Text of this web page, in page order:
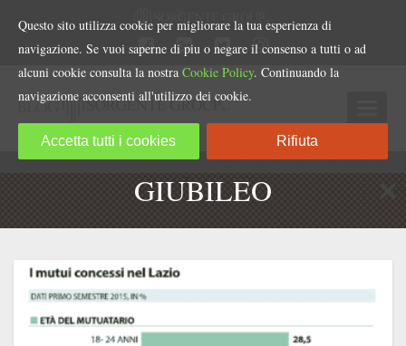
GIUBILEO
Questo sito utilizza cookie per migliorare la tua esperienza di
navigazione. Se vuoi saperne di piu o negare il consenso a tutti o ad
alcuni cookie consulta la nostra Cookie Policy. Continuando la
navigazione acconsenti all'utilizzo dei cookie.
Accetta tutti i cookies Rifiuta